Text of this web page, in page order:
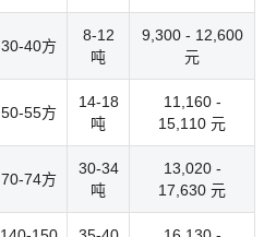
30-40方
8-12
吨
9,300 - 12,600
元
50-55方
14-18
吨
11,160 -
15,110 元
70-74方
30-34
吨
13,020 -
17,630 元